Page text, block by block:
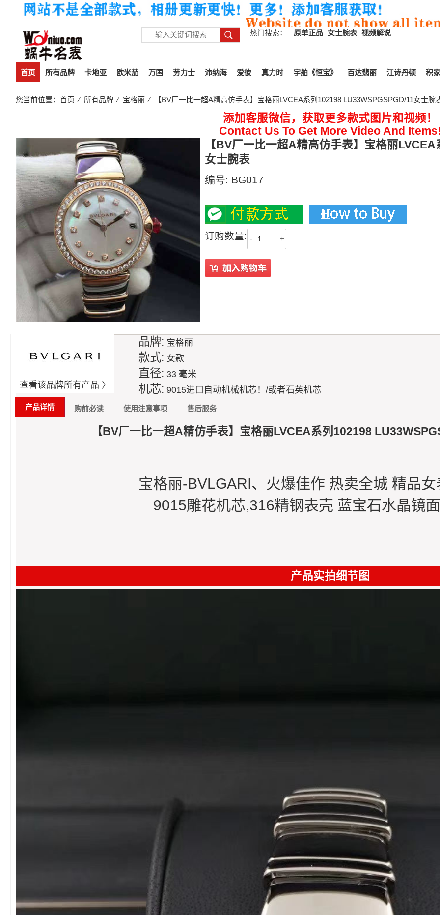
热门搜索： 原单正品 女士腕表 视频解说
首页 所有品牌 卡地亚 欧米茄 万国 劳力士 沛纳海 爱彼 真力时 宇舶《恒宝》 百达翡丽 江诗丹顿 积家
您当前位置： 首页 ⁄ 所有品牌 ⁄ 宝格丽 ⁄ 【BV厂一比一超A精高仿手表】宝格丽LVCEA系列102198 LU33WSPGSPGD/11女士腕
添加客服微信，获取更多款式图片和视频！
Contact Us To Get More Video And
【BV厂一比一超A精高仿手表】宝格丽
女士腕表
编号: BG017
订购数量: - +
查看该品牌所有产品 〉
品牌: 宝格丽
款式: 女款
直径: 33 毫米
机芯: 9015进口自动机械机芯！/或者石英机芯
产品详情 购前必读 使用注意事项 售后服务
【BV厂一比一超A精仿手表】宝格丽LVCEA系列102198
宝格丽-BVLGARI、火爆佳作 热卖全城 精品
9015雕花机芯,316精钢表壳 蓝宝石水晶镜
产品实拍细节图